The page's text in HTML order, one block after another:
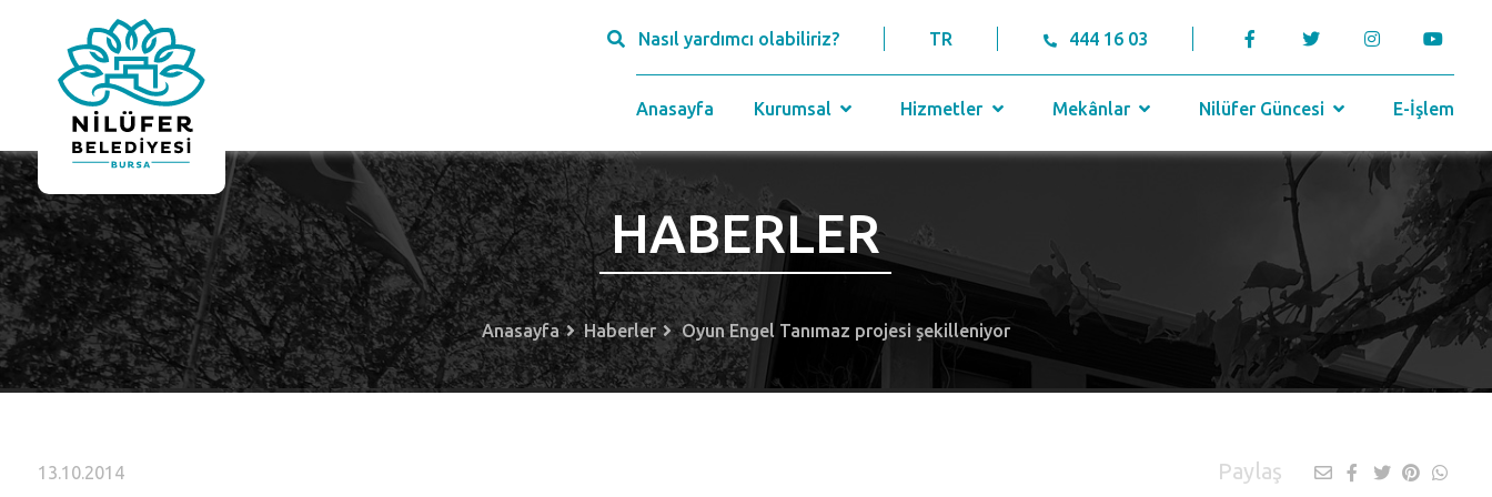
Nasıl yardımcı olabiliriz? TR 444 16 03
Anasayfa Kurumsal Hizmetler Mekânlar Nilüfer Güncesi E-İşlem
HABERLER
Anasayfa Haberler Oyun Engel Tanımaz projesi şekilleniyor
13.10.2014 Paylaş